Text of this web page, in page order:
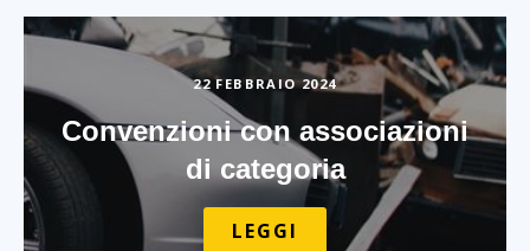
22 FEBBRAIO 2024
Convenzioni con associazioni
di categoria
LEGGI